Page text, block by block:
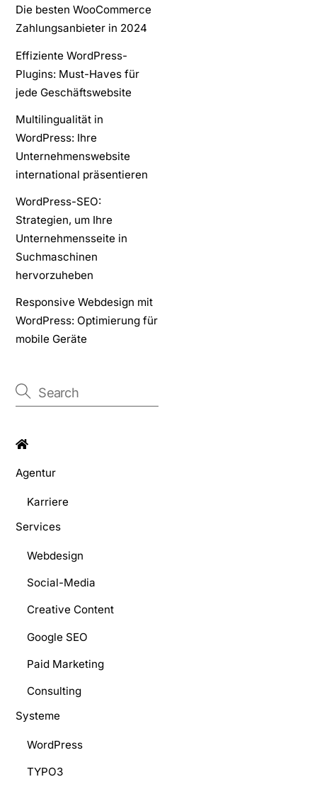
Die besten WooCommerce
Zahlungsanbieter in 2024
Effiziente WordPress-
Plugins: Must-Haves für
jede Geschäftswebsite
Multilingualität in
WordPress: Ihre
Unternehmenswebsite
international präsentieren
WordPress-SEO:
Strategien, um Ihre
Unternehmensseite in
Suchmaschinen
hervorzuheben
Responsive Webdesign mit
WordPress: Optimierung für
mobile Geräte
Agentur
Karriere
Services
Webdesign
Social-Media
Creative Content
Google SEO
Paid Marketing
Consulting
Systeme
WordPress
TYPO3